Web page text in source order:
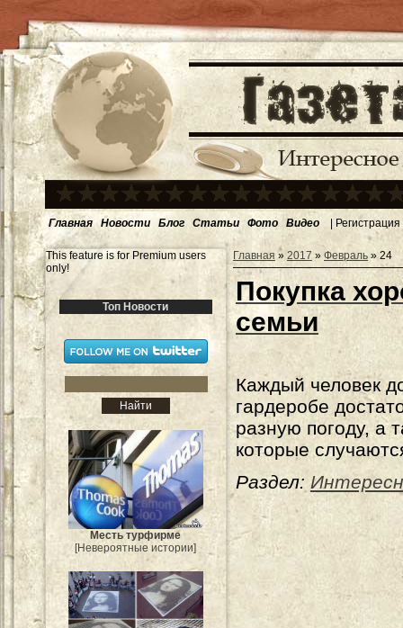
Главная Новости Блог Статьи Фото Видео | Регистрация
This feature is for Premium users
only!
Топ Новости
Месть турфирме
[Невероятные истории]
Главная » 2017 » Февраль » 24
Покупка
семьи
Каждый человек
гардеробе
разную погоду, а
которые
Раздел: